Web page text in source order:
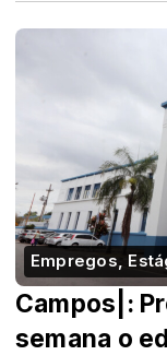
Empregos,
Campos|:
semana o